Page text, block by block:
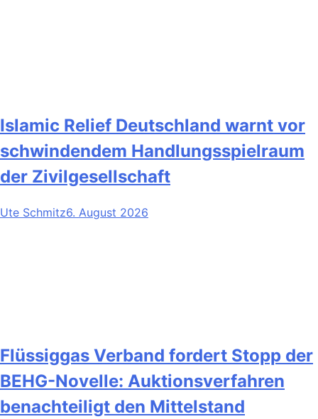
Islamic Relief Deutschland warnt vor
schwindendem Handlungsspielraum
der Zivilgesellschaft
Ute Schmitz6. August 2026
Flüssiggas Verband fordert Stopp der
BEHG-Novelle: Auktionsverfahren
benachteiligt den Mittelstand